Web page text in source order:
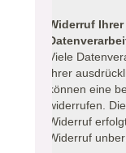
Widerruf
Viele
Ihrer
können eine
widerrufen.
Widerruf
Widerruf